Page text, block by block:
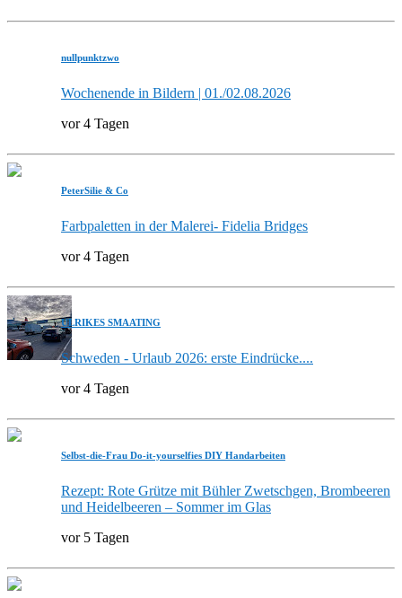
nullpunktzwo
Wochenende in Bildern | 01./02.08.2026
vor 4 Tagen
PeterSilie & Co
Farbpaletten in der Malerei- Fidelia Bridges
vor 4 Tagen
ULRIKES SMAATING
Schweden - Urlaub 2026: erste Eindrücke....
vor 4 Tagen
Selbst-die-Frau Do-it-yourselfies DIY Handarbeiten
Rezept: Rote Grütze mit Bühler Zwetschgen, Brombeeren
und Heidelbeeren – Sommer im Glas
vor 5 Tagen